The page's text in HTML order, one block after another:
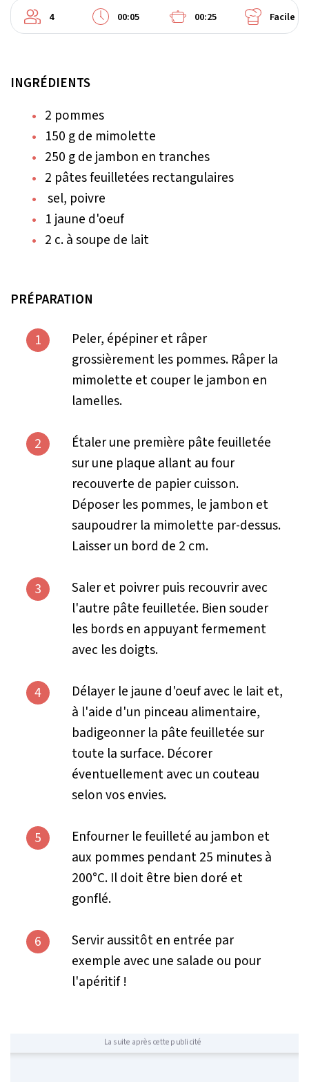
4 00:05 00:25 Facile
INGRÉDIENTS
2 pommes
150 g de mimolette
250 g de jambon en tranches
2 pâtes feuilletées rectangulaires
sel, poivre
1 jaune d'oeuf
2 c. à soupe de lait
PRÉPARATION
1
Peler, épépiner et râper
grossièrement les pommes. Râper la
mimolette et couper le jambon en
lamelles.
2
Étaler une première pâte feuilletée
sur une plaque allant au four
recouverte de papier cuisson.
Déposer les pommes, le jambon et
saupoudrer la mimolette par-dessus.
Laisser un bord de 2 cm.
3
Saler et poivrer puis recouvrir avec
l'autre pâte feuilletée. Bien souder
les bords en appuyant fermement
avec les doigts.
4
Délayer le jaune d'oeuf avec le lait et,
à l'aide d'un pinceau alimentaire,
badigeonner la pâte feuilletée sur
toute la surface. Décorer
éventuellement avec un couteau
selon vos envies.
5
Enfourner le feuilleté au jambon et
aux pommes pendant 25 minutes à
200°C. Il doit être bien doré et
gonflé.
6
Servir aussitôt en entrée par
exemple avec une salade ou pour
l'apéritif !
La suite après cette publicité